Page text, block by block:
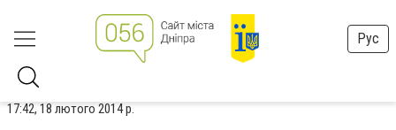
Рус
17:42, 18 лютого 2014 р.